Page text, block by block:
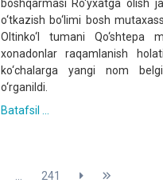
boshqarmasi Ro‘yxatga olish
o‘tkazish bo‘limi bosh
Oltinko‘l tumani Qo‘shtepa
xonadonlar raqamlanish
ko‘chalarga yangi nom
o‘rganildi.
Batafsil ...
241